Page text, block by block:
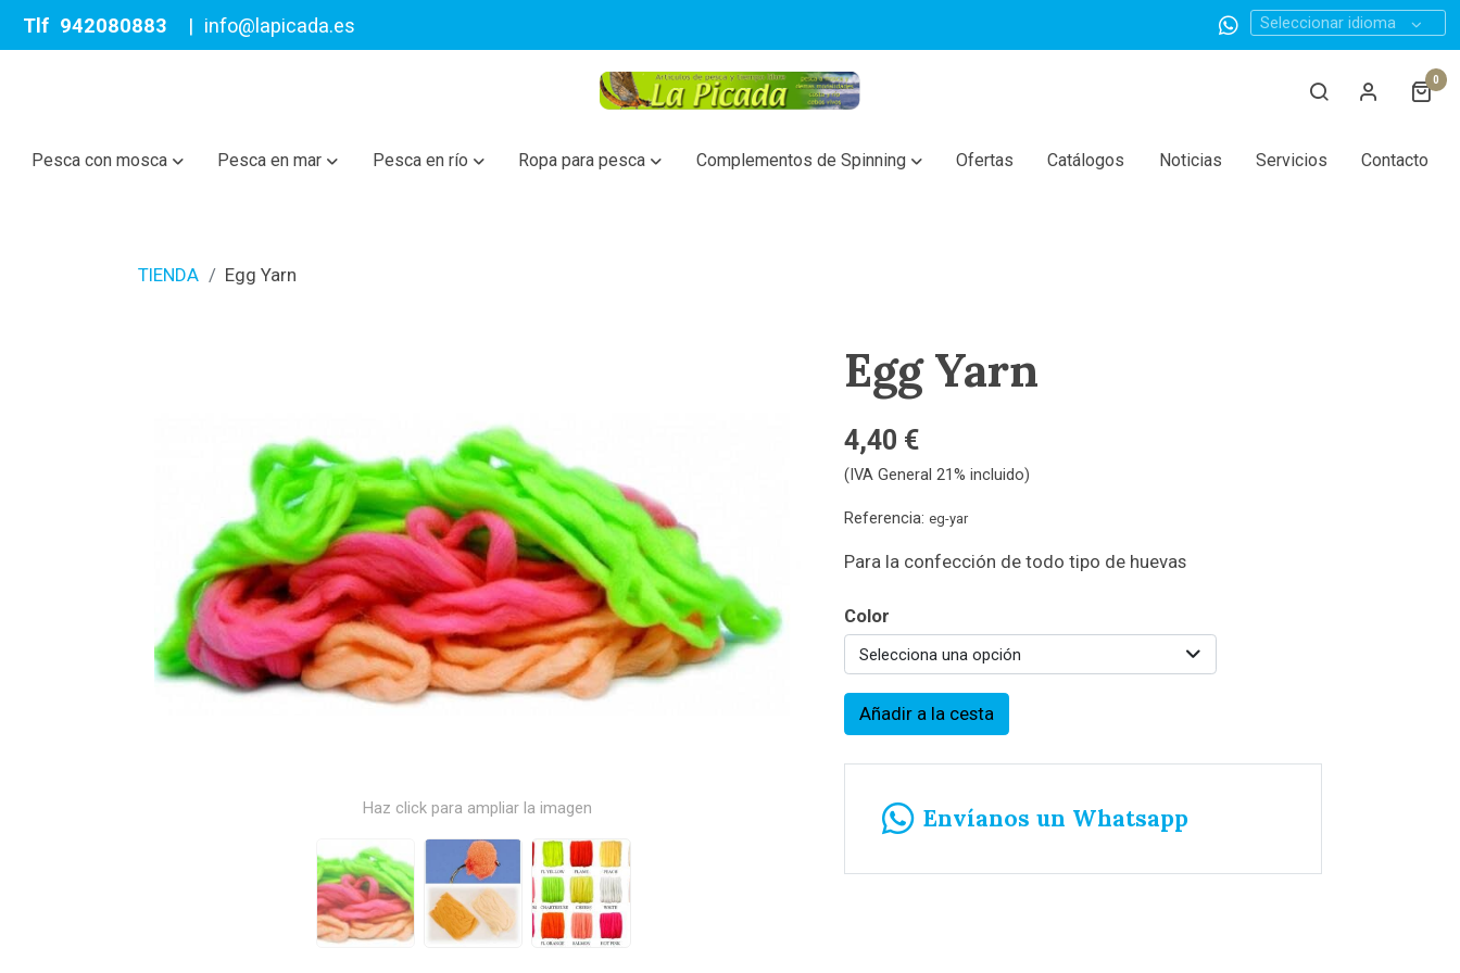
Tlf 942080883 | info@lapicada.es Seleccionar idioma
0
Pesca con mosca Pesca en mar Pesca en río Ropa para pesca Complementos de Spinning Ofertas Catálogos Noticias Servicios Contacto
TIENDA Egg Yarn
Haz click para ampliar la imagen
Egg Yarn
4,40 €
(IVA General 21% incluido)
Referencia:eg-yar
Para la confección de todo tipo de huevas
Color
Selecciona una opción
Añadir a la cesta
Envíanos un Whatsapp